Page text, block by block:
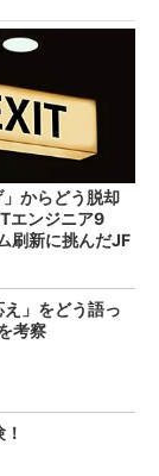
」からどう脱却
エンジニア9
刷新に挑んだJF
」をどう語っ
考察